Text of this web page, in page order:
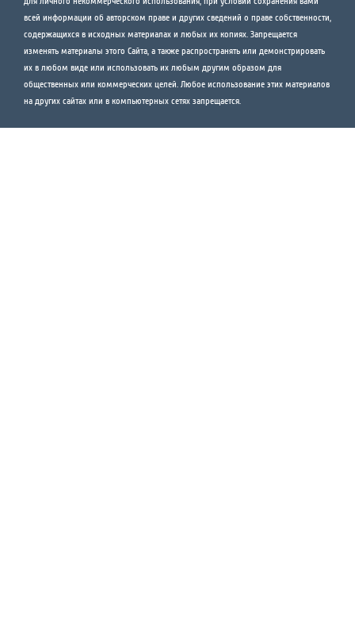
всей информации об авторском праве и других сведений о праве собственности,
содержащихся в исходных материалах и любых их копиях. Запрещается
изменять материалы этого Сайта, а также распространять или демонстрировать
их в любом виде или использовать их любым другим образом для
общественных или коммерческих целей. Любое использование этих материалов
на других сайтах или в компьютерных сетях запрещается.